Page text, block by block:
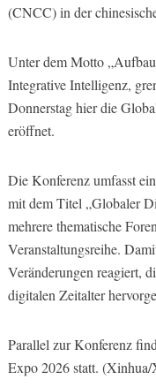
(CNCC) in der
Unter dem Motto
Integrative Intelligenz,
Donnerstag hier die
eröffnet.
Die Konferenz umfasst
mit dem Titel „Globaler
mehrere thematische
Veranstaltungsreihe.
Veränderungen reagiert,
digitalen Zeitalter
Parallel zur Konferenz
Expo 2026 statt.